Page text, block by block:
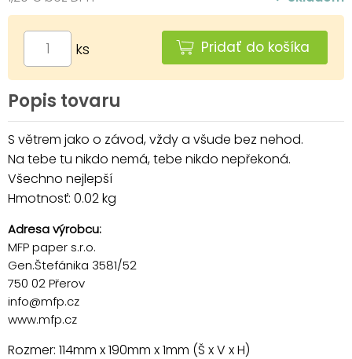
ks Pridať do košíka
Popis tovaru
S větrem jako o závod, vždy a všude bez nehod.
Na tebe tu nikdo nemá, tebe nikdo nepřekoná.
Všechno nejlepší
Hmotnosť: 0.02 kg
Adresa výrobcu:
MFP paper s.r.o.
Gen.Štefánika 3581/52
750 02 Přerov
info@mfp.cz
www.mfp.cz
Rozmer: 114mm x 190mm x 1mm (Š x V x H)